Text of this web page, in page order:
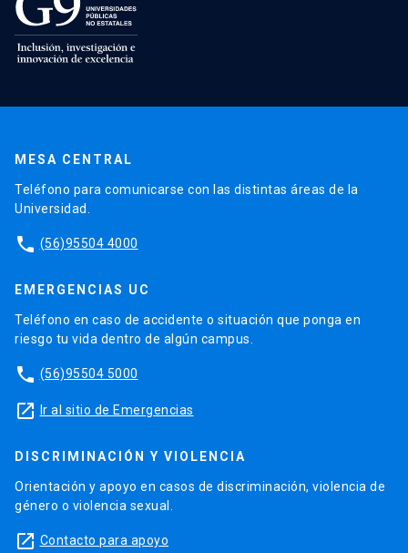
MESA CENTRAL
Teléfono para comunicarse con las distintas áreas de la
Universidad.
phone (56)95504 4000
EMERGENCIAS UC
Teléfono en caso de accidente o situación que ponga en
riesgo tu vida dentro de algún campus.
phone (56)95504 5000
launch Ir al sitio de Emergencias
DISCRIMINACIÓN Y VIOLENCIA
Orientación y apoyo en casos de discriminación, violencia de
género o violencia sexual.
launch Contacto para apoyo